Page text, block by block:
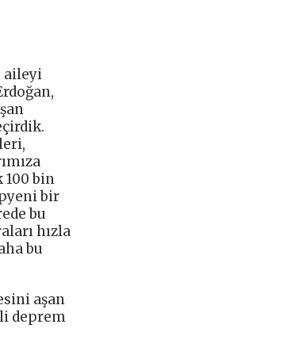
aileyi
100 bin
bir
bu
hızla
bu
aşan
deprem